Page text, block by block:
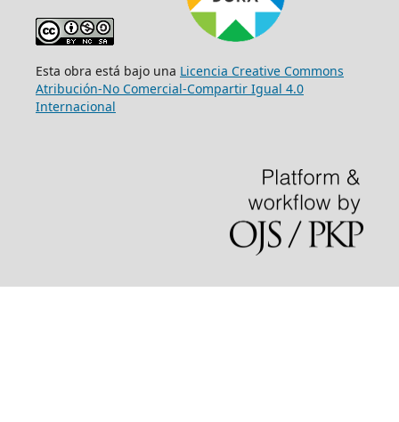
Esta obra está bajo una Licencia Creative Commons
Atribución-No Comercial-Compartir Igual 4.0
Internacional